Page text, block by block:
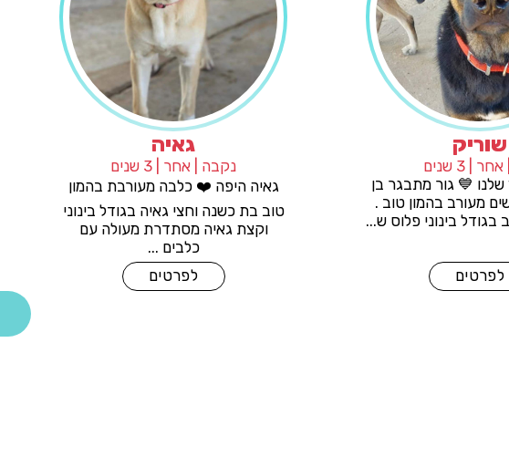
שוריק החתיך שלנו 💙 גור מתבגר בן
כשמונה חודשים מעורב בהמון טוב .
יגדל להיות כלב בגודל בינוני פלוס ש...
נקבה | אחר | 3 שנים
גאיה היפה ❤️ כלבה
טוב בת כשנה וחצי גאיה
וקצת גאיה מסתדרת